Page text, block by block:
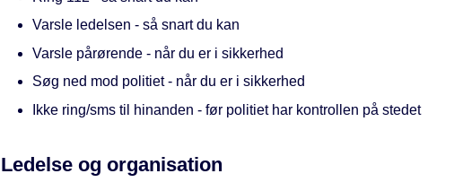
Varsle ledelsen - så snart du kan
Varsle pårørende - når du er i sikkerhed
Søg ned mod politiet - når du er i sikkerhed
Ikke ring/sms til hinanden - før politiet har kontrollen på stedet
Ledelse og organisation